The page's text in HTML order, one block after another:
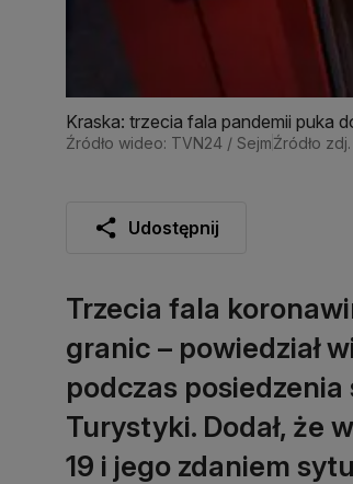
Kraska: trzecia fala pandemii puka
Źródło wideo: TVN24 / SejmŹródło
Udostępnij
Trzecia fala
granic – powiedział
podczas
Turystyki. Dodał, że
19 i jego zdaniem